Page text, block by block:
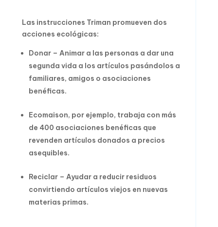
Las instrucciones Triman promueven dos
acciones ecológicas:
Donar – Animar a las personas a dar una
segunda vida a los artículos pasándolos a
familiares, amigos o asociaciones
benéficas.
Ecomaison, por ejemplo, trabaja con más
de 400 asociaciones benéficas que
revenden artículos donados a precios
asequibles.
Reciclar – Ayudar a reducir residuos
convirtiendo artículos viejos en nuevas
materias primas.